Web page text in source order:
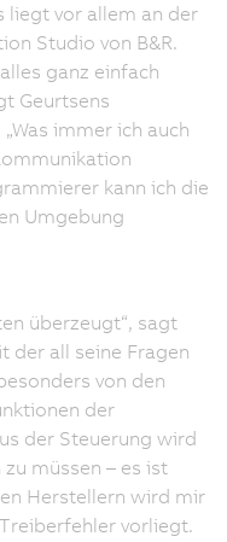
liegt vor allem an der
Studio von B&R.
ganz einfach
Geurtsens
immer ich auch
kann ich die
Umgebung
überzeugt“, sagt
der all seine Fragen
von den
der
der Steuerung wird
müssen – es ist
Herstellern wird mir
vorliegt.